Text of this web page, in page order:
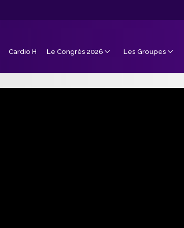
Cardio H Le Congrès 2026 Les Groupes